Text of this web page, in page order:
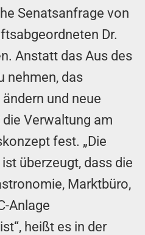
Senatsanfrage von
Dr.
Anstatt das Aus des
nehmen, das
und neue
Verwaltung am
fest. „Die
überzeugt, dass die
Marktbüro,
Anlage
heißt es in der